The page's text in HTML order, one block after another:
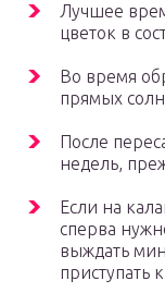
Лучшее
цветок в
Во время
прямых
После
недель,
Если на
сперва
выждать
приступать